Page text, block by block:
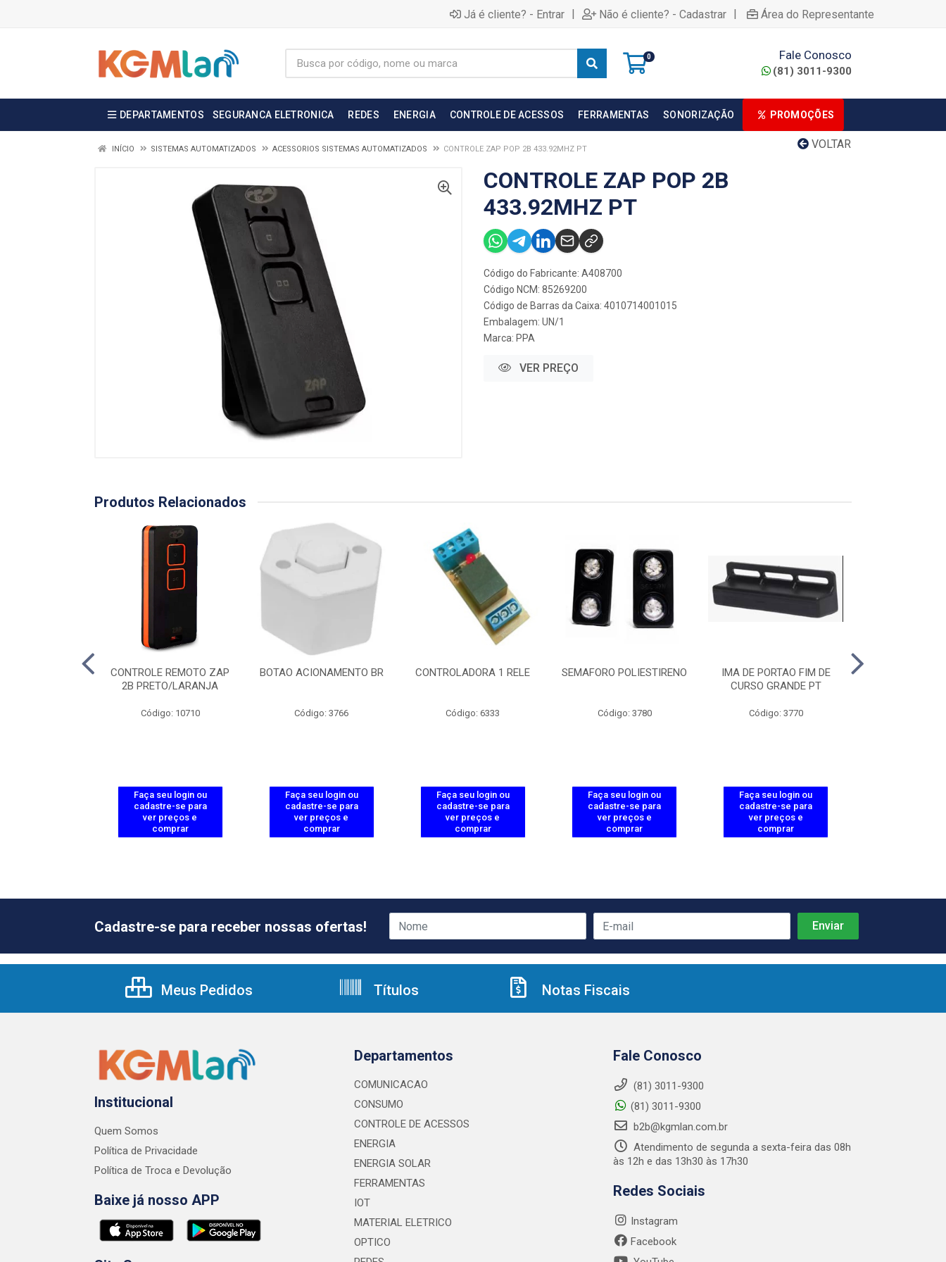
Já é cliente? - Entrar | Não é cliente? - Cadastrar | Área do Representante
0 Fale Conosco
(81) 3011-9300
DEPARTAMENTOS SEGURANCA ELETRONICA REDES ENERGIA CONTROLE DE ACESSOS FERRAMENTAS SONORIZAÇÃO PROMOÇÕES
VOLTAR
INÍCIO SISTEMAS AUTOMATIZADOS ACESSORIOS SISTEMAS AUTOMATIZADOS CONTROLE ZAP POP 2B 433.92MHZ PT
CONTROLE ZAP POP 2B
433.92MHZ PT
Código do Fabricante: A408700
Código NCM: 85269200
Código de Barras da Caixa: 4010714001015
Embalagem: UN/1
Marca: PPA
VER PREÇO
Produtos Relacionados
CONTROLE REMOTO ZAP
2B PRETO/LARANJA
Código: 10710
Faça seu login ou
cadastre-se para
ver preços e
comprar
BOTAO ACIONAMENTO BR
Código: 3766
Faça seu login ou
cadastre-se para
ver preços e
comprar
CONTROLADORA 1 RELE
Código: 6333
Faça seu login ou
cadastre-se para
ver preços e
comprar
SEMAFORO POLIESTIRENO
Código: 3780
Faça seu login ou
cadastre-se para
ver preços e
comprar
IMA DE PORTAO FIM DE
CURSO GRANDE PT
Código: 3770
Faça seu login ou
cadastre-se para
ver preços e
comprar
Cadastre-se para receber nossas ofertas!
Meus Pedidos Títulos Notas Fiscais
Institucional
Quem Somos
Política de Privacidade
Política de Troca e Devolução
Baixe já nosso APP
Departamentos
COMUNICACAO
CONSUMO
CONTROLE DE ACESSOS
ENERGIA
ENERGIA SOLAR
FERRAMENTAS
IOT
MATERIAL ELETRICO
OPTICO
Fale Conosco
(81) 3011-9300
(81) 3011-9300
b2b@kgmlan.com.br
Atendimento de segunda a sexta-feira das 08h
às 12h e das 13h30 às 17h30
Redes Sociais
Instagram
Facebook